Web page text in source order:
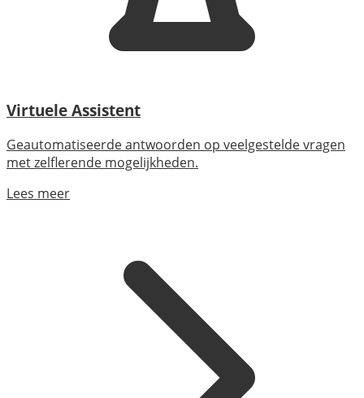
Virtuele Assistent
Geautomatiseerde antwoorden op veelgestelde vragen
met zelflerende mogelijkheden.
Lees meer